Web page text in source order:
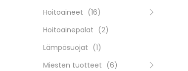
Hoitoaineet (16)
Hoitoainepalat (2)
Lämpösuojat (1)
Miesten tuotteet (6)